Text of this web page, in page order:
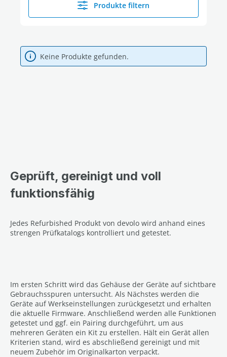
Produkte filtern
Keine Produkte gefunden.
Geprüft, gereinigt und voll
funktionsfähig
Jedes Refurbished Produkt von devolo wird anhand eines
strengen Prüfkatalogs kontrolliert und getestet.
Im ersten Schritt wird das Gehäuse der Geräte auf sichtbare
Gebrauchsspuren untersucht. Als Nächstes werden die
Geräte auf Werkseinstellungen zurückgesetzt und erhalten
die aktuelle Firmware. Anschließend werden alle Funktionen
getestet und ggf. ein Pairing durchgeführt, um aus
mehreren Geräten ein Kit zu erstellen. Hält ein Gerät allen
Kriterien stand, wird es abschließend gereinigt und mit
neuem Zubehör im Originalkarton verpackt.